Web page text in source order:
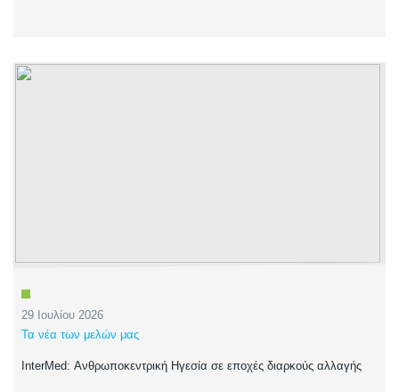
29 Ιουλίου 2026
Τα νέα των μελών μας
InterMed: Ανθρωποκεντρική Ηγεσία σε εποχές διαρκούς αλλαγής